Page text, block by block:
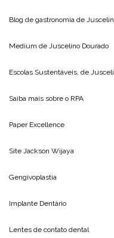
Blog de gastronomia de
Medium de Juscelino Dourado
Escolas Sustentáveis, de
Saiba mais sobre o RPA
Paper Excellence
Site Jackson Wijaya
Gengivoplastia
Implante Dentário
Lentes de contato dental